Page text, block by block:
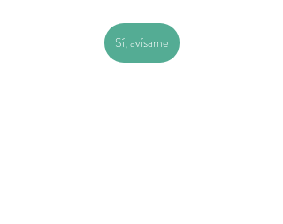
Sí, avísame